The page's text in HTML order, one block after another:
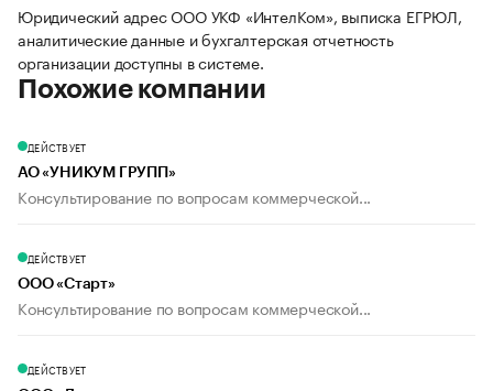
Юридический адрес ООО УКФ «ИнтелКом», выписка ЕГРЮЛ,
аналитические данные и бухгалтерская отчетность
организации доступны в системе.
Похожие компании
ДЕЙСТВУЕТ
АО «УНИКУМ ГРУПП»
Консультирование по вопросам коммерческой...
ДЕЙСТВУЕТ
ООО «Старт»
Консультирование по вопросам коммерческой...
ДЕЙСТВУЕТ